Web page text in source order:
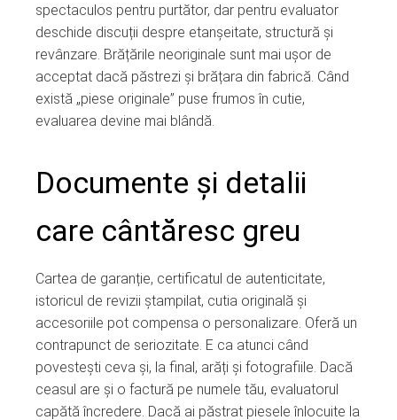
spectaculos pentru purtător, dar pentru evaluator
deschide discuții despre etanșeitate, structură și
revânzare. Brățările neoriginale sunt mai ușor de
acceptat dacă păstrezi și brățara din fabrică. Când
există „piese originale” puse frumos în cutie,
evaluarea devine mai blândă.
Documente și detalii
care cântăresc greu
Cartea de garanție, certificatul de autenticitate,
istoricul de revizii ștampilat, cutia originală și
accesoriile pot compensa o personalizare. Oferă un
contrapunct de seriozitate. E ca atunci când
povestești ceva și, la final, arăți și fotografiile. Dacă
ceasul are și o factură pe numele tău, evaluatorul
capătă încredere. Dacă ai păstrat piesele înlocuite la